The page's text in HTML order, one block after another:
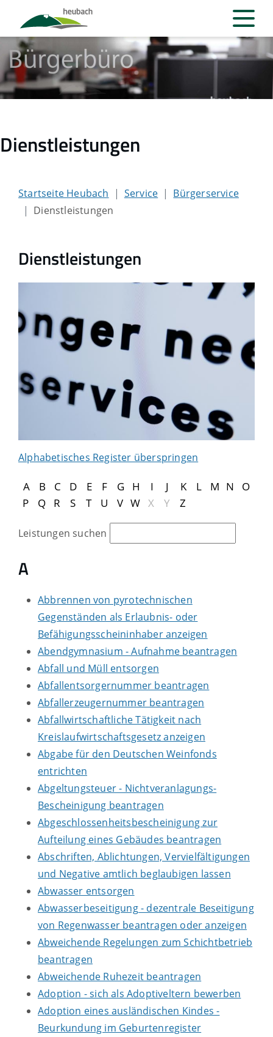
Dienstleistungen
Startseite Heubach Service
Bürgerservice
Dienstleistungen
Dienstleistungen
Alphabetisches Register überspringen
A B C D E F G H I J K L M N
O
P
Q R S T U V W X Y Z
Leistungen suchen
A
Abbrennen von pyrotechnischen
Gegenständen als Erlaubnis- oder
Befähigungsscheininhaber anzeigen
Abendgymnasium - Aufnahme beantragen
Abfall und Müll entsorgen
Abfallentsorgernummer beantragen
Abfallerzeugernummer beantragen
Abfallwirtschaftliche Tätigkeit nach
Kreislaufwirtschaftsgesetz anzeigen
Abgabe für den Deutschen Weinfonds
entrichten
Abgeltungsteuer - Nichtveranlagungs-
Bescheinigung beantragen
Abgeschlossenheitsbescheinigung zur
Aufteilung eines Gebäudes beantragen
Abschriften, Ablichtungen, Vervielfältigungen
und Negative amtlich beglaubigen lassen
Abwasser entsorgen
Abwasserbeseitigung - dezentrale Beseitigung
von Regenwasser beantragen oder anzeigen
Abweichende Regelungen zum Schichtbetrieb
beantragen
Abweichende Ruhezeit beantragen
Adoption - sich als Adoptiveltern bewerben
Adoption eines ausländischen Kindes -
Beurkundung im Geburtenregister